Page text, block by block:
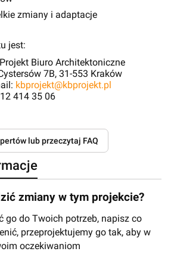
zmiany i adaptacje
jest:
Biuro Architektoniczne
7B, 31-553 Kraków
kbprojekt@kbprojekt.pl
414 35 06
lub przeczytaj FAQ
zmiany w tym projekcie?
go do Twoich potrzeb, napisz co
przeprojektujemy go tak, aby w
oczekiwaniom